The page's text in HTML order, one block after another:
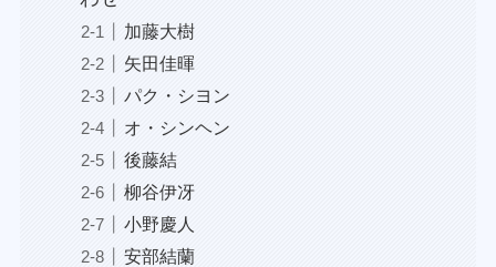
加藤大樹
矢田佳暉
パク・シヨン
オ・シンヘン
後藤結
柳谷伊冴
小野慶人
安部結蘭